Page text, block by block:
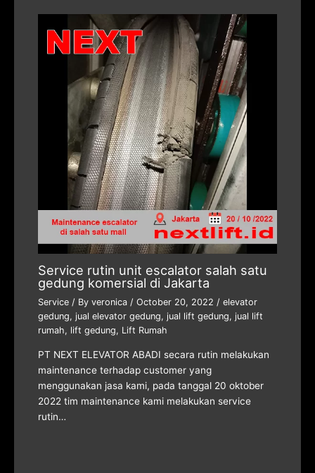
Service rutin unit escalator salah satu
gedung komersial di Jakarta
Service / Byveronica /October 20, 2022 /elevator
gedung, jual elevator gedung, jual lift gedung, jual lift
rumah, lift gedung, Lift Rumah
PT NEXT ELEVATOR ABADI secara rutin melakukan
maintenance terhadap customer yang
menggunakan jasa kami, pada tanggal 20 oktober
2022 tim maintenance kami melakukan service
rutin…